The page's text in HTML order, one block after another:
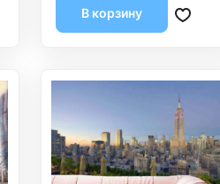
В корзину